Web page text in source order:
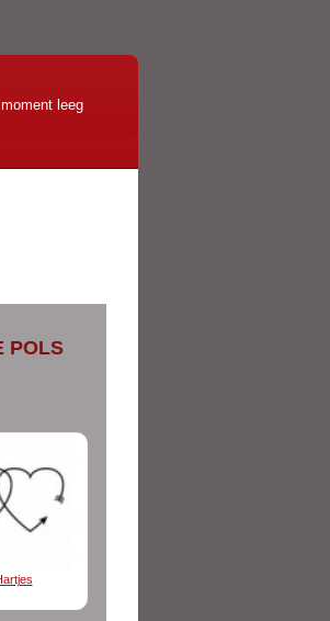
leeg
POLS